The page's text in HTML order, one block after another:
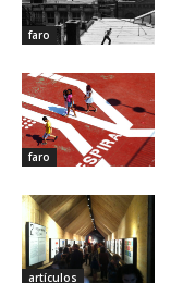
faro
faro
artículos